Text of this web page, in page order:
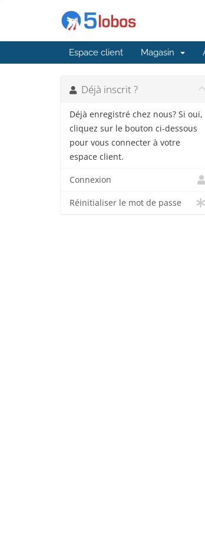
Espace client Magasin
Déjà inscrit ?
Déjà enregistré chez nous? Si oui,
cliquez sur le bouton ci-dessous
pour vous connecter à votre
espace client.
Connexion
Réinitialiser le mot de passe